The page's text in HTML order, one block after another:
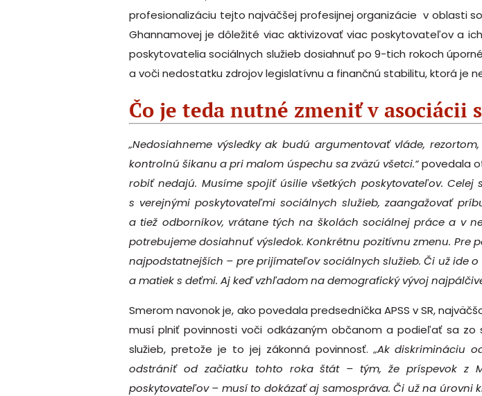
profesionalizáciu tejto najväčšej profesijnej organizácie v oblasti
Ghannamovej je dôležité viac aktivizovať viac poskytovateľov a
poskytovatelia sociálnych služieb dosiahnuť po 9-tich rokoch
a voči nedostatku zdrojov legislatívnu a finančnú stabilitu, ktorá je
Čo je teda nutné zmeniť v asociácii
„Nedosiahneme výsledky ak budú argumentovať vláde,
kontrolnú šikanu a pri malom úspechu sa zväzú všetci.“povedala
robiť nedajú. Musíme spojiť úsilie všetkých poskytovateľov.
s verejnými poskytovateľmi sociálnych služieb, zaangažovať
a tiež odborníkov, vrátane tých na školách sociálnej práce a v
potrebujeme dosiahnuť výsledok. Konkrétnu pozitívnu zmenu.
najpodstatnejších – pre prijímateľov sociálnych služieb. Či už ide
a matiek s deťmi. Aj keď vzhľadom na demografický vývoj
Smerom navonok je, ako povedala predsedníčka APSS v SR,
musí plniť povinnosti voči odkázaným občanom a podieľať sa zo
služieb, pretože je to jej zákonná povinnosť.„Ak diskrimináciu
odstrániť od začiatku tohto roka štát – tým, že príspevok z
poskytovateľov – musí to dokázať aj samospráva. Či už na úrovni